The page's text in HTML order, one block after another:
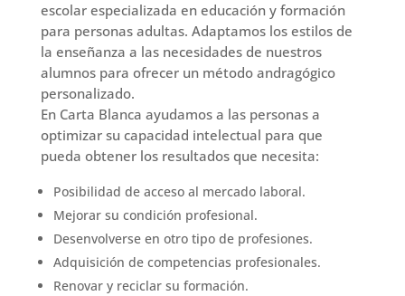
escolar especializada en educación y formación
para personas adultas. Adaptamos los estilos de
la enseñanza a las necesidades de nuestros
alumnos para ofrecer un método andragógico
personalizado.
En Carta Blanca ayudamos a las personas a
optimizar su capacidad intelectual para que
pueda obtener los resultados que necesita:
Posibilidad de acceso al mercado laboral.
Mejorar su condición profesional.
Desenvolverse en otro tipo de profesiones.
Adquisición de competencias profesionales.
Renovar y reciclar su formación.